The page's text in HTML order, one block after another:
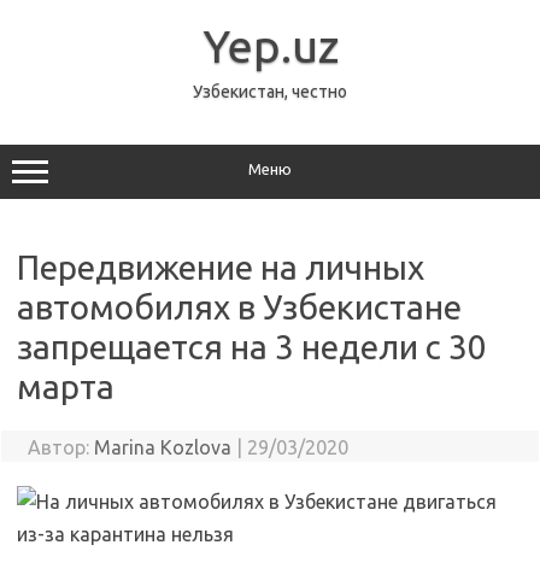
Yep.uz
Узбекистан, честно
Меню
Передвижение на личных
автомобилях в Узбекистане
запрещается на 3 недели с 30
марта
Автор: Marina Kozlova 29/03/2020